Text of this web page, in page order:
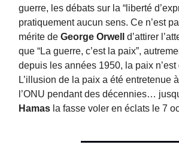
guerre, les débats sur la “liberté
pratiquement aucun sens. Ce n’est
mérite de George Orwell
d’attirer
que “La guerre, c’est la paix”,
depuis les années 1950, la paix n’est
L’illusion de la paix a été entretenue
l’ONU pendant des décennies…
Hamas la fasse voler en éclats le 7